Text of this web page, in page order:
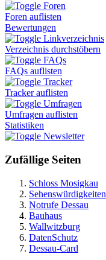
Foren
Foren auflisten
Bewertungen
Linkverzeichnis
Verzeichnis durchstöbern
FAQs
FAQs auflisten
Tracker
Tracker auflisten
Umfragen
Umfragen auflisten
Statistiken
Newsletter
Zufällige Seiten
Schloss Mosigkau
Sehenswürdigkeiten
Notrufe Dessau
Bauhaus
Wallwitzburg
DatenSchutz
Dessau-Card